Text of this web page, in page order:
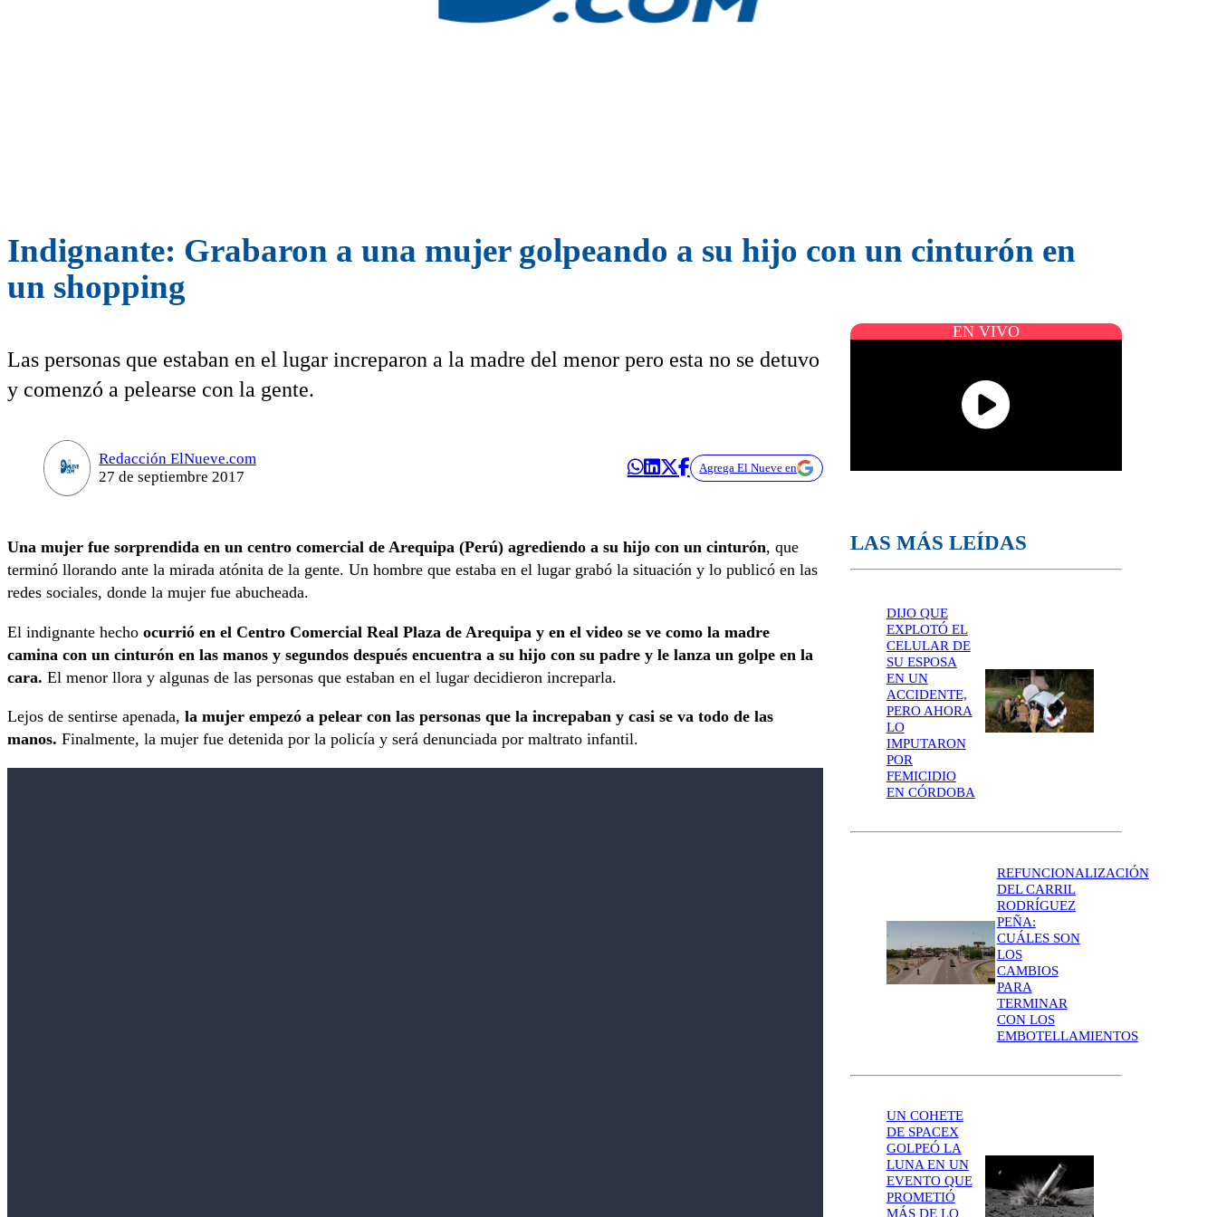
Indignante: Grabaron a una mujer golpeando a su hijo con un cinturón en
un shopping
Las personas que estaban en el lugar increparon a la madre del menor pero esta no se detuvo
y comenzó a pelearse con la gente.
Redacción ElNueve.com
27 de septiembre 2017
Agrega El Nueve en
Una mujer fue sorprendida en un centro comercial de Arequipa (Perú) agrediendo a su hijo con un cinturón, que
terminó llorando ante la mirada atónita de la gente. Un hombre que estaba en el lugar grabó la situación y lo publicó en las
redes sociales, donde la mujer fue abucheada.
El indignante hecho ocurrió en el Centro Comercial Real Plaza de Arequipa y en el video se ve como la madre
camina con un cinturón en las manos y segundos después encuentra a su hijo con su padre y le lanza un golpe en la
cara. El menor llora y algunas de las personas que estaban en el lugar decidieron increparla.
Lejos de sentirse apenada, la mujer empezó a pelear con las personas que la increpaban y casi se va todo de las
manos. Finalmente, la mujer fue detenida por la policía y será denunciada por maltrato infantil.
EN VIVO
LAS MÁS LEÍDAS
DIJO QUE
EXPLOTÓ EL
CELULAR DE
SU ESPOSA
EN UN
ACCIDENTE,
PERO AHORA
LO
IMPUTARON
POR
FEMICIDIO
EN CÓRDOBA
REFUNCIONALIZACIÓN
DEL CARRIL
RODRÍGUEZ
PEÑA:
CUÁLES SON
LOS
CAMBIOS
PARA
TERMINAR
CON LOS
EMBOTELLAMIENTOS
UN COHETE
DE SPACEX
GOLPEÓ LA
LUNA EN UN
EVENTO QUE
PROMETIÓ
MÁS DE LO